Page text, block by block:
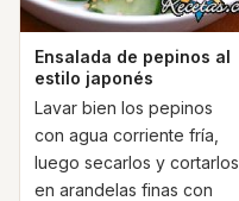
Ensalada de pepinos al
estilo japonés
Lavar bien los pepinos
con agua corriente fría,
luego secarlos y cortarlos
en arandelas finas con